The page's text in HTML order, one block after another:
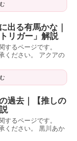
出る有馬かな｜
リガー」解説
するページです。
ください。 アクアの
過去｜【推しの
するページです。
ください。 黒川あか